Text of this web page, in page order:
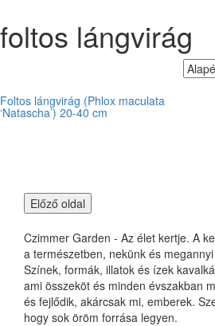
foltos lángvirág
Foltos lángvirág (Phlox maculata
‘Natascha’) 20-40 cm
Czimmer Garden - Az élet kertje. A
a természetben, nekünk és
Színek, formák, illatok és ízek
ami összeköt és minden évszakban
és fejlődik, akárcsak mi, emberek.
hogy sok öröm forrása legyen.